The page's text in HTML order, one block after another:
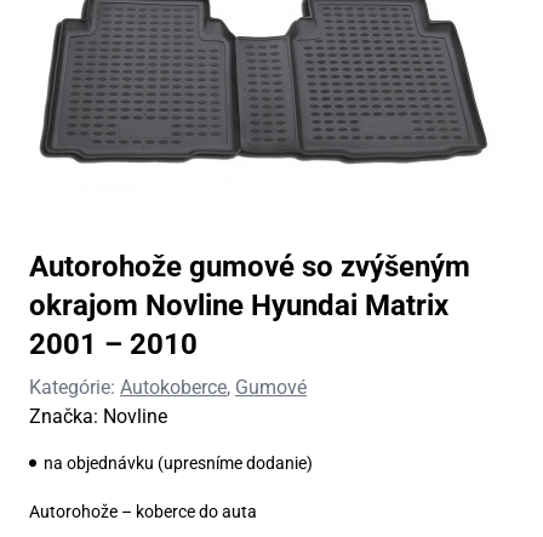
Autorohože gumové so zvýšeným
okrajom Novline Hyundai Matrix
2001 – 2010
Kategórie: Autokoberce, Gumové
Značka: Novline
na objednávku (upresníme dodanie)
Autorohože – koberce do auta